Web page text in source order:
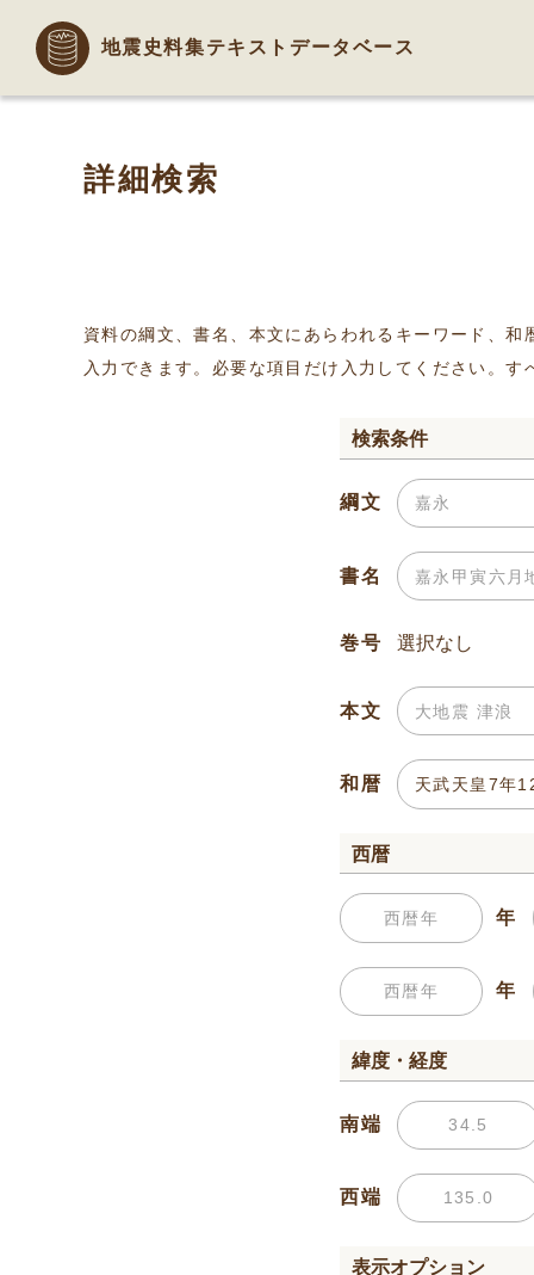
地震史料集テキストデータベース
詳細検索
資料の綱文、書名、本文にあらわれるキーワード、
入力できます。必要な項目だけ入力してください。
検索条件
綱文
書名
巻号
本文
和暦
西暦
年
年
緯度・経度
南端
西端
表示オプション